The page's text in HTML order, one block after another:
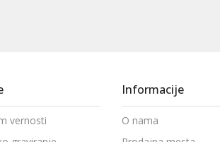
vernosti
Informacije
O nama